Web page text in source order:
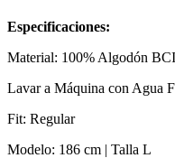
Especificaciones:
Material: 100% Algodón
Lavar a Máquina con Agua
Fit: Regular
Modelo: 186 cm | Talla L